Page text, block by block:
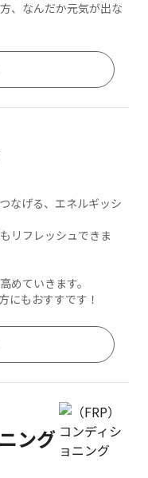
、なんだか元気が出な
なげる、エネルギッシ
リフレッシュできま
めていきます。
にもおすすです！
ング